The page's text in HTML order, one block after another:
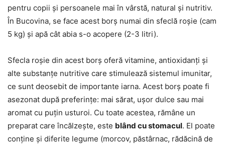
pentru copii și persoanele mai în vârstă, natural și nutritiv.
În Bucovina, se face acest borș numai din sfeclă roșie (cam
5 kg) și apă cât abia s-o acopere (2-3 litri).
Sfecla roșie din acest borș oferă vitamine, antioxidanți și
alte substanțe nutritive care stimulează sistemul imunitar,
ce sunt deosebit de importante iarna. Acest borș poate fi
asezonat după preferințe: mai sărat, ușor dulce sau mai
aromat cu puțin usturoi. Cu toate acestea, rămâne un
preparat care încălzește, este blând cu stomacul. El poate
conține și diferite legume (morcov, păstârnac, rădăcină de